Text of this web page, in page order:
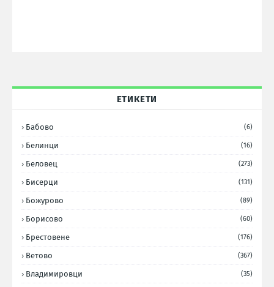
ЕТИКЕТИ
Бабово (6)
Белинци (16)
Беловец (273)
Бисерци (131)
Божурово (89)
Борисово (60)
Брестовене (176)
Ветово (367)
Владимировци (35)